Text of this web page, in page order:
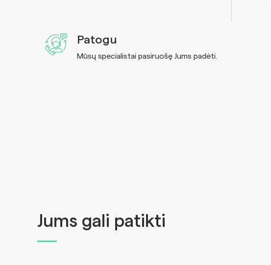
Patogu
Mūsų specialistai pasiruošę Jums padėti.
Jums gali patikti